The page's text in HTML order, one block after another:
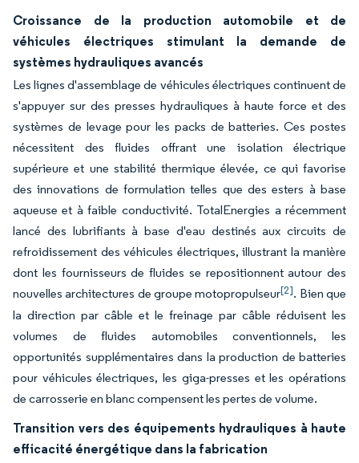
Croissance de la production automobile et de
véhicules électriques stimulant la demande de
systèmes hydrauliques avancés
Les lignes d'assemblage de véhicules électriques continuent de
s'appuyer sur des presses hydrauliques à haute force et des
systèmes de levage pour les packs de batteries. Ces postes
nécessitent des fluides offrant une isolation électrique
supérieure et une stabilité thermique élevée, ce qui favorise
des innovations de formulation telles que des esters à base
aqueuse et à faible conductivité. TotalEnergies a récemment
lancé des lubrifiants à base d'eau destinés aux circuits de
refroidissement des véhicules électriques, illustrant la manière
dont les fournisseurs de fluides se repositionnent autour des
nouvelles architectures de groupe motopropulseur[2]. Bien que
la direction par câble et le freinage par câble réduisent les
volumes de fluides automobiles conventionnels, les
opportunités supplémentaires dans la production de batteries
pour véhicules électriques, les giga-presses et les opérations
de carrosserie en blanc compensent les pertes de volume.
Transition vers des équipements hydrauliques à haute
efficacité énergétique dans la fabrication